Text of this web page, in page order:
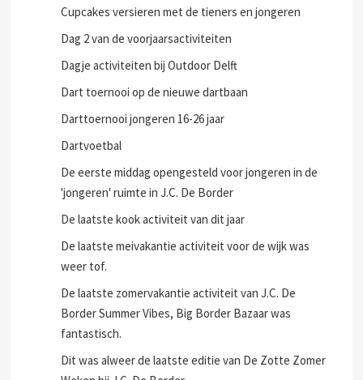
Cupcakes versieren met de tieners en jongeren
Dag 2 van de voorjaarsactiviteiten
Dagje activiteiten bij Outdoor Delft
Dart toernooi op de nieuwe dartbaan
Darttoernooi jongeren 16-26 jaar
Dartvoetbal
De eerste middag opengesteld voor jongeren in de
'jongeren' ruimte in J.C. De Border
De laatste kook activiteit van dit jaar
De laatste meivakantie activiteit voor de wijk was
weer tof.
De laatste zomervakantie activiteit van J.C. De
Border Summer Vibes, Big Border Bazaar was
fantastisch.
Dit was alweer de laatste editie van De Zotte Zomer